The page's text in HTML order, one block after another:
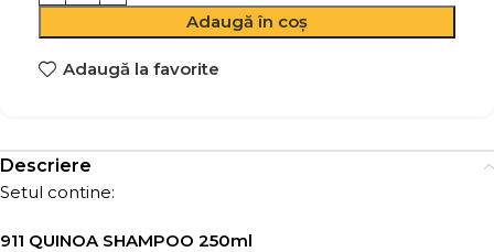
Adaugă în coș
Adaugă la favorite
Descriere
Setul contine:
911 QUINOA SHAMPOO 250ml